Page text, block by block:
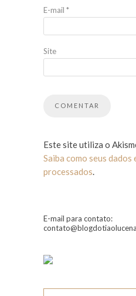
E-mail *
Site
Este site utiliza o
Saiba como seus
processados.
E-mail para contato: